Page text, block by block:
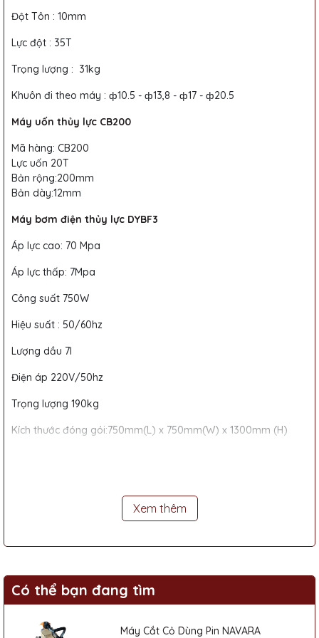
Đột Tôn : 10mm
Lực đột : 35T
Trọng lượng : 31kg
Khuôn đi theo máy : ф10.5 - ф13,8 - ф17 - ф20.5
Máy uốn thủy lực CB200
Mã hàng: CB200
Lực uốn 20T
Bản rộng:200mm
Bản dày:12mm
Máy bơm điện thủy lực DYBF3
Áp lực cao: 70 Mpa
Áp lực thấp: 7Mpa
Công suất 750W
Hiệu suất : 50/60hz
Lượng dầu 7l
Điện áp 220V/50hz
Trọng lượng 190kg
Kích thước đóng gói:750mm(L) x 750mm(W) x 1300mm (H)
liên hệ
Xuất xứ và Thương Hiệu
Xem thêm
Có thể bạn đang tìm
Máy Cắt Cỏ Dùng Pin NAVARA